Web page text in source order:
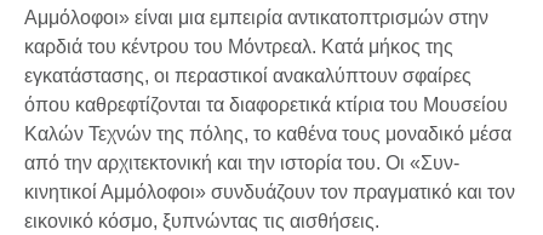
Αμμόλοφοι» είναι μια εμπειρία αντικατοπτρισμών στην
καρδιά του κέντρου του Μόντρεαλ. Κατά μήκος της
εγκατάστασης, οι περαστικοί ανακαλύπτουν σφαίρες
όπου καθρεφτίζονται τα διαφορετικά κτίρια του Μουσείου
Καλών Τεχνών της πόλης, το καθένα τους μοναδικό μέσα
από την αρχιτεκτονική και την ιστορία του. Οι «Συν-
κινητικοί Αμμόλοφοι» συνδυάζουν τον πραγματικό και τον
εικονικό κόσμο, ξυπνώντας τις αισθήσεις.